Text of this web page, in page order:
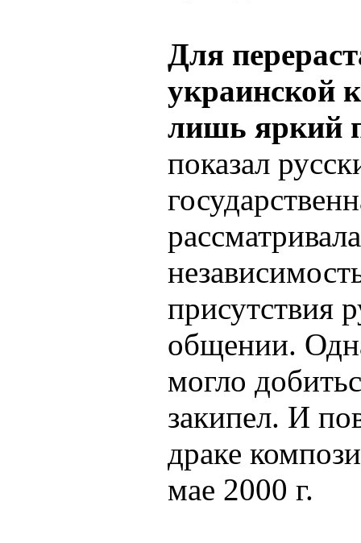
Для
украинской
лишь яркий
показал
присутствия
общении.
могло
закипел. И
драке
мае 2000 г.